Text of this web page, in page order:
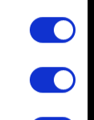
it for